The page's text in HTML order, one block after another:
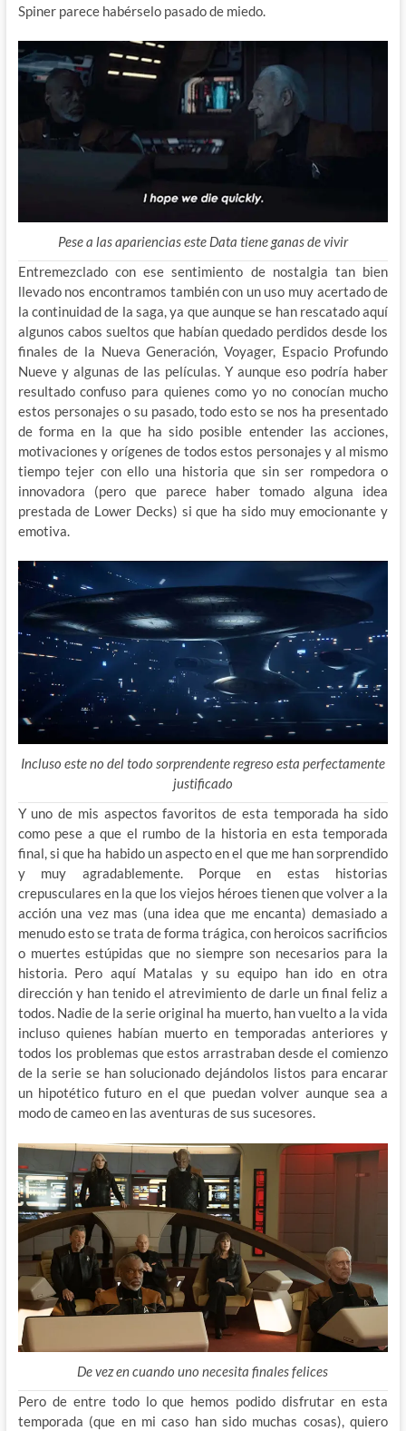
Spiner parece habérselo pasado de miedo.
Pese a las apariencias este Data tiene ganas de vivir
Entremezclado con ese sentimiento de nostalgia tan bien
llevado nos encontramos también con un uso muy acertado de
la continuidad de la saga, ya que aunque se han rescatado aquí
algunos cabos sueltos que habían quedado perdidos desde los
finales de la Nueva Generación, Voyager, Espacio Profundo
Nueve y algunas de las películas. Y aunque eso podría haber
resultado confuso para quienes como yo no conocían mucho
estos personajes o su pasado, todo esto se nos ha presentado
de forma en la que ha sido posible entender las acciones,
motivaciones y orígenes de todos estos personajes y al mismo
tiempo tejer con ello una historia que sin ser rompedora o
innovadora (pero que parece haber tomado alguna idea
prestada de Lower Decks) si que ha sido muy emocionante y
emotiva.
Incluso este no del todo sorprendente regreso esta perfectamente
justificado
Y uno de mis aspectos favoritos de esta temporada ha sido
como pese a que el rumbo de la historia en esta temporada
final, si que ha habido un aspecto en el que me han sorprendido
y muy agradablemente. Porque en estas historias
crepusculares en la que los viejos héroes tienen que volver a la
acción una vez mas (una idea que me encanta) demasiado a
menudo esto se trata de forma trágica, con heroicos sacrificios
o muertes estúpidas que no siempre son necesarios para la
historia. Pero aquí Matalas y su equipo han ido en otra
dirección y han tenido el atrevimiento de darle un final feliz a
todos. Nadie de la serie original ha muerto, han vuelto a la vida
incluso quienes habían muerto en temporadas anteriores y
todos los problemas que estos arrastraban desde el comienzo
de la serie se han solucionado dejándolos listos para encarar
un hipotético futuro en el que puedan volver aunque sea a
modo de cameo en las aventuras de sus sucesores.
De vez en cuando uno necesita finales felices
Pero de entre todo lo que hemos podido disfrutar en esta
temporada (que en mi caso han sido muchas cosas), quiero